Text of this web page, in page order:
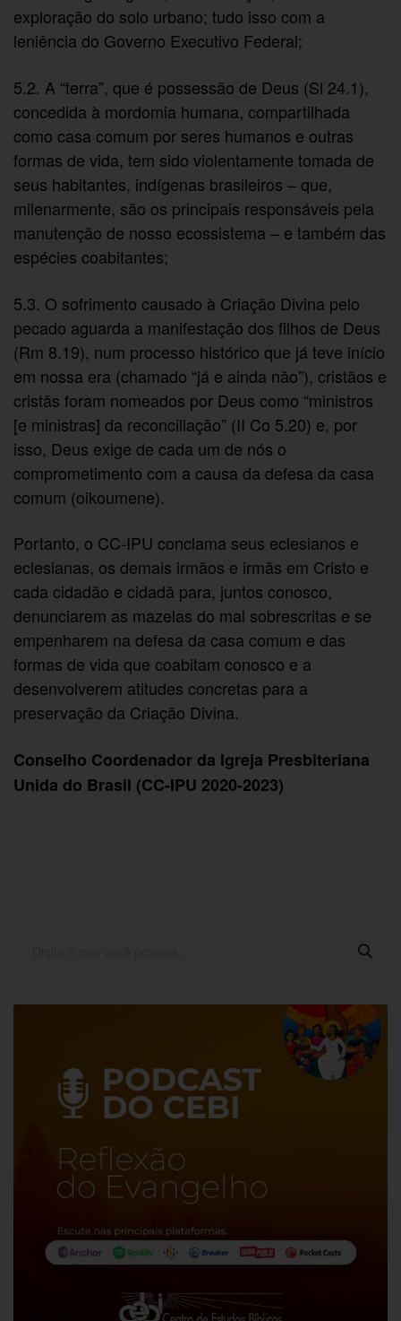
exploração do solo urbano; tudo isso com a
leniência do Governo Executivo Federal;
5.2. A “terra”, que é possessão de Deus (Sl 24.1),
concedida à mordomia humana, compartilhada
como casa comum por seres humanos e outras
formas de vida, tem sido violentamente tomada de
seus habitantes, indígenas brasileiros – que,
milenarmente, são os principais responsáveis pela
manutenção de nosso ecossistema – e também das
espécies coabitantes;
5.3. O sofrimento causado à Criação Divina pelo
pecado aguarda a manifestação dos filhos de Deus
(Rm 8.19), num processo histórico que já teve início
em nossa era (chamado “já e ainda não”), cristãos e
cristãs foram nomeados por Deus como “ministros
[e ministras] da reconciliação” (II Co 5.20) e, por
isso, Deus exige de cada um de nós o
comprometimento com a causa da defesa da casa
comum (oikoumene).
Portanto, o CC-IPU conclama seus eclesianos e
eclesianas, os demais irmãos e irmãs em Cristo e
cada cidadão e cidadã para, juntos conosco,
denunciarem as mazelas do mal sobrescritas e se
empenharem na defesa da casa comum e das
formas de vida que coabitam conosco e a
desenvolverem atitudes concretas para a
preservação da Criação Divina.
Conselho Coordenador da Igreja Presbiteriana
Unida do Brasil (CC-IPU 2020-2023)